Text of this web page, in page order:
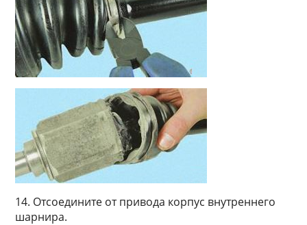
14. Отсоедините от привода корпус внутреннего
шарнира.